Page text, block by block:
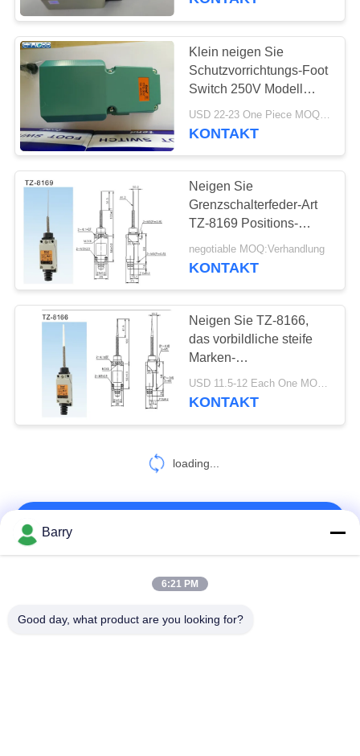
Klein neigen Sie
Schutzvorrichtungs-Foot
Switch 250V Modell
Wechselstroms
Kompaktbauweise-TFS-
KONTAKT
Neigen Sie
Grenzschalterfeder-Art
TZ-8169 Positions-
Schalter TZ8169
negotiable MOQ:Verhandlung
KONTAKT
Neigen Sie TZ-8166,
das vorbildliche steife
Marken-
Begrenzungsschalter-
Nylonart mit doppeltem
USD 11.5-12 Each One MOQ:20pcs
KONTAKT
loading...
Beliebte Kategorien
Barry
6:21 PM
Good day, what product are you looking for?